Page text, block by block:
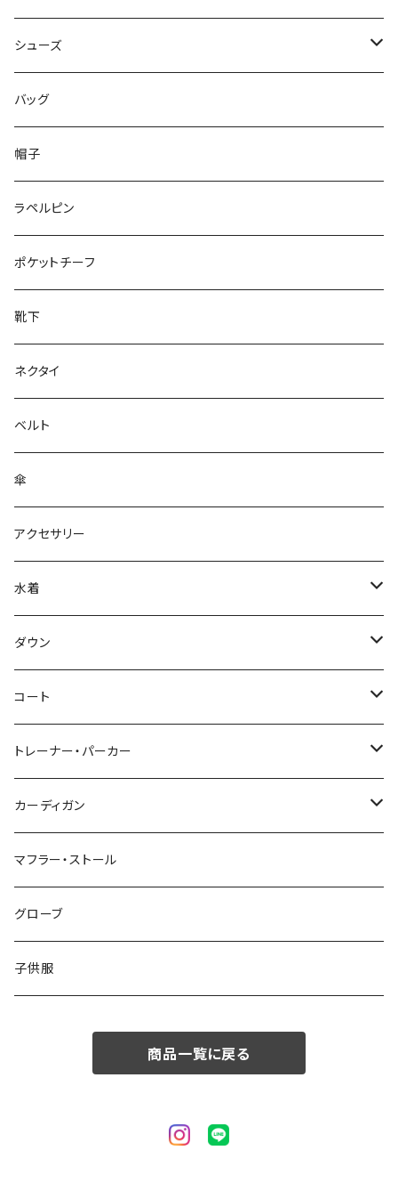
50/XL～
48/L
50/XL～
46/M
48/L
50/XL～
～44/S
46/M
48/L
50/XL～
シューズ
～25.5cm
26cm～
27cm～
28cm～
バッグ
帽子
ラペルピン
ポケットチーフ
靴下
ネクタイ
ベルト
傘
アクセサリー
水着
～44/S
46/M
48/L
50/XL～
ダウン
～44/S
46/M
48/L
50/XL～
コート
～44/S
46/M
48/L
50/XL～
トレーナー・パーカー
～44/S
46/M
48/L
50/XL～
カーディガン
～44/S
46/M
48/L
マフラー・ストール
グローブ
子供服
商品一覧に戻る